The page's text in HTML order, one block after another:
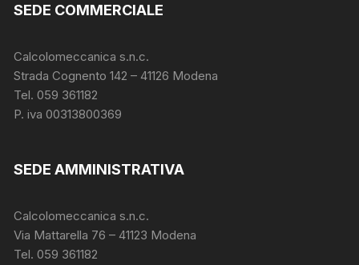
SEDE COMMERCIALE
Calcolomeccanica s.n.c.
Strada Cognento 142 – 41126 Modena
Tel. 059 361182
P. iva 00313800369
SEDE AMMINISTRATIVA
Calcolomeccanica s.n.c.
Via Mattarella 76 – 41123 Modena
Tel. 059 361182